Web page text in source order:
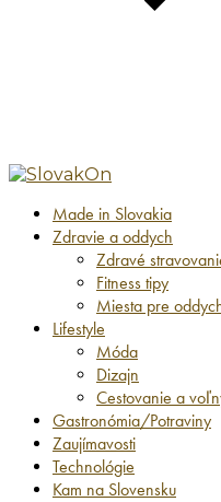
Made in Slovakia
Zdravie a oddych
Zdravé
Fitness tipy
Miesta pre
Lifestyle
Móda
Dizajn
Cestovanie a
Gastronómia/Potraviny
Zaujímavosti
Technológie
Kam na Slovensku